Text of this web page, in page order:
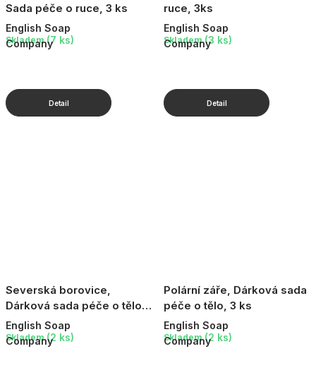
Sada péče o ruce, 3 ks
English Soap
Company
Skladem (7 ks)
ruce, 3ks
English Soap
Company
Skladem (3 ks)
Severská borovice,
Dárková sada péče o tělo,
3 ks
English Soap
Company
Skladem (2 ks)
Polární záře, Dárková sada
péče o tělo, 3 ks
English Soap
Company
Skladem (2 ks)